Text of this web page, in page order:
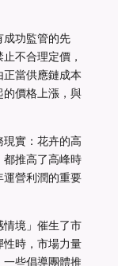
成功監管的先
不合理定價，
當供應鏈成本
的價格上漲，與
實：花卉的高
都推高了高峰時
運營利潤的重要
情境」催生了市
性時，市場力量
些倡導團體推